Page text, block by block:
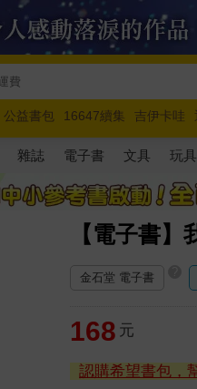
公益書包 16647續集 吉伊卡哇
馬斯克 玩具總動員5 超慢跑
雜誌 電子書 文具 玩
【電子書
金石堂 電子書
168 元
認購希望書包，